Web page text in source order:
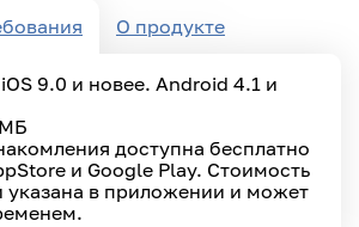
О продукте
9.0 и новее. Android 4.1 и
доступна бесплатно
и Google Play. Стоимость
указана в приложении и может